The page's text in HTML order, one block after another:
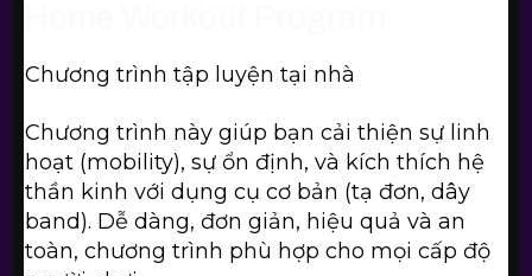
Chương trình tập luyện tại nhà
Chương trình này giúp bạn cải thiện sự linh
hoạt (mobility), sự ổn định, và kích thích hệ
thần kinh với dụng cụ cơ bản (tạ đơn, dây
band). Dễ dàng, đơn giản, hiệu quả và an
toàn, chương trình phù hợp cho mọi cấp độ